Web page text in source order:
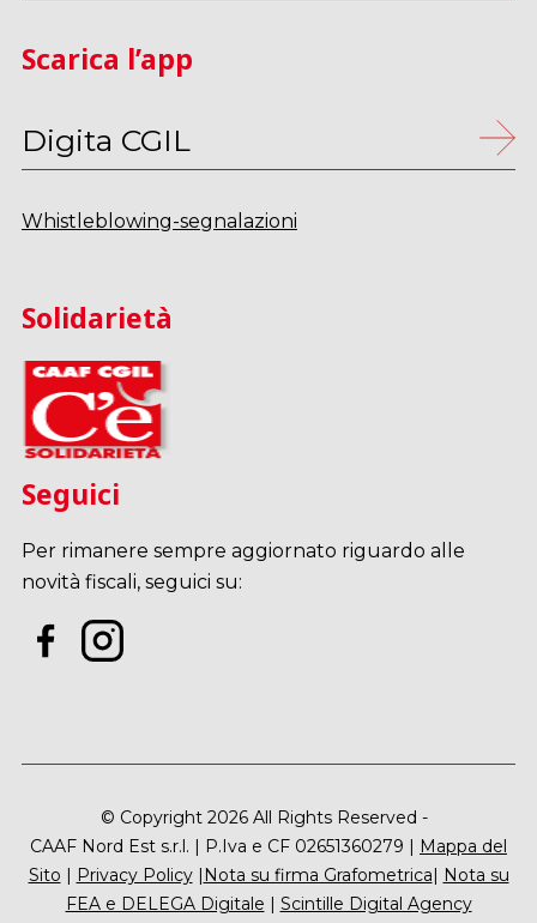
Scarica l’app
Digita CGIL
Whistleblowing-segnalazioni
Solidarietà
Seguici
Per rimanere sempre aggiornato riguardo alle
novità fiscali, seguici su:
© Copyright 2026 All Rights Reserved -
CAAF Nord Est s.r.l. | P.Iva e CF 02651360279 | Mappa del
Sito | Privacy Policy| Nota su firma Grafometrica| Nota su
FEA e DELEGA Digitale | Scintille Digital Agency